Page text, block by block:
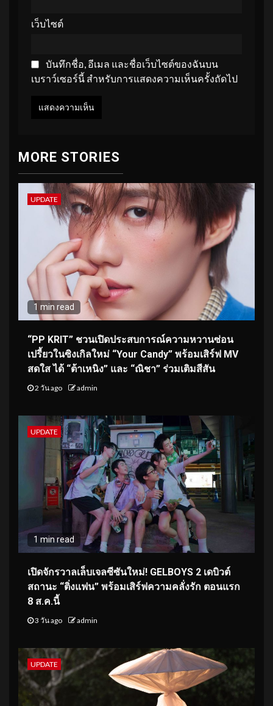
เว็บไซต์
บันทึกชื่อ, อีเมล และชื่อเว็บไซต์ของฉันบน
เบราว์เซอร์นี้ สำหรับการแสดงความเห็นครั้งถัดไป
MORE STORIES
UPDATE
1 min read
“PP KRIT” ชวนเปิดประสบการณ์ความหวานซ่อน
เปรี้ยวในซิงเกิลใหม่ “Your Candy” พร้อมเสิร์ฟ MV
สดใส ได้ “ต้าเหนิง” และ “ณิชา” ร่วมเติมสีสัน
2 วัน ago admin
UPDATE
1 min read
เปิดจักรวาลเล็บเจลซีซันใหม่! GELBOYS 2 เดบิวต์
สถานะ “ติ่งแฟน” พร้อมเสิร์ฟความคลั่งรัก ตอนแรก
8 ส.ค.นี้
3 วัน ago admin
UPDATE